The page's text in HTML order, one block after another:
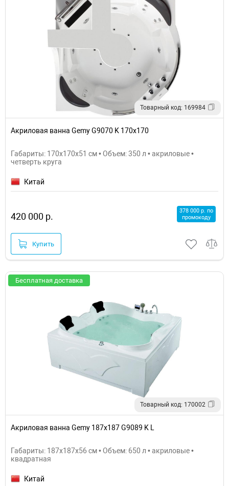
Товарный код: 169984
Акриловая ванна Gemy G9070 K 170х170
Габариты: 170x170x51 см • Объем: 350 л • акриловые •
четверть круга
Китай
420 000 р.
378 000 р. по
промокоду
Купить
Бесплатная доставка
Товарный код: 170002
Акриловая ванна Gemy 187х187 G9089 K L
Габариты: 187x187x56 см • Объем: 650 л • акриловые •
квадратная
Китай